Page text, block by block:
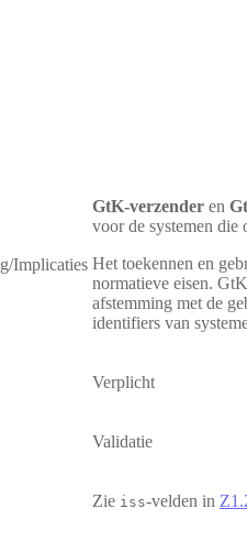
Implicaties
GtK-verzender en
voor de systemen die
Het toekennen en
normatieve eisen.
afstemming met de
identifiers van
Verplicht
Validatie
Zie iss-velden in